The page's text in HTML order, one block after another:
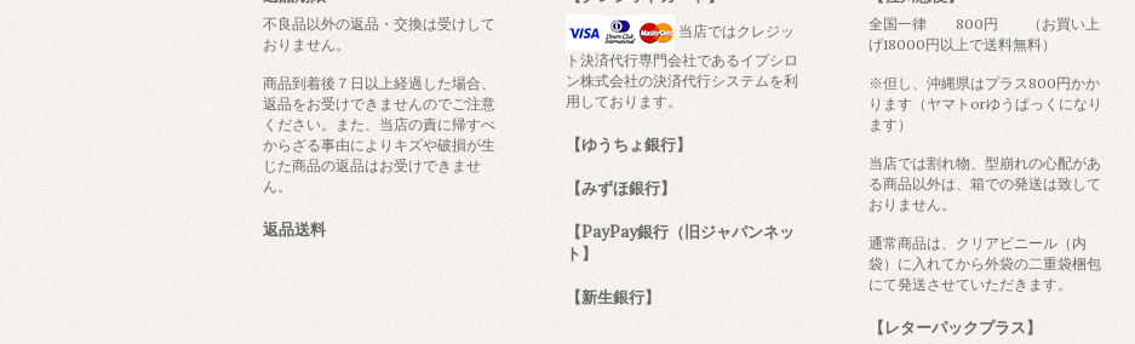
不良品以外の返品・交換は受けして
おりません。
商品到着後７日以上経過した場合、
返品をお受けできませんのでご注意
ください。また、当店の責に帰すべ
からざる事由によりキズや破損が生
じた商品の返品はお受けできませ
ん。
返品送料
当店ではクレジッ
ト決済代行専門会社であるイプシロ
ン株式会社の決済代行システムを利
用しております。
【ゆうちょ銀行】
【みずほ銀行】
【PayPay銀行（旧ジャパンネッ
ト】
【新生銀行】
全国一律 800円 （お買い上
げ18000円以上で送料無料）
※但し、沖縄県はプラス800円かか
ります（ヤマトorゆうぱっくになり
ます）
当店では割れ物、型崩れの心配があ
る商品以外は、箱での発送は致して
おりません。
通常商品は、クリアビニール（内
袋）に入れてから外袋の二重袋梱包
にて発送させていただきます。
【レターパックプラス】